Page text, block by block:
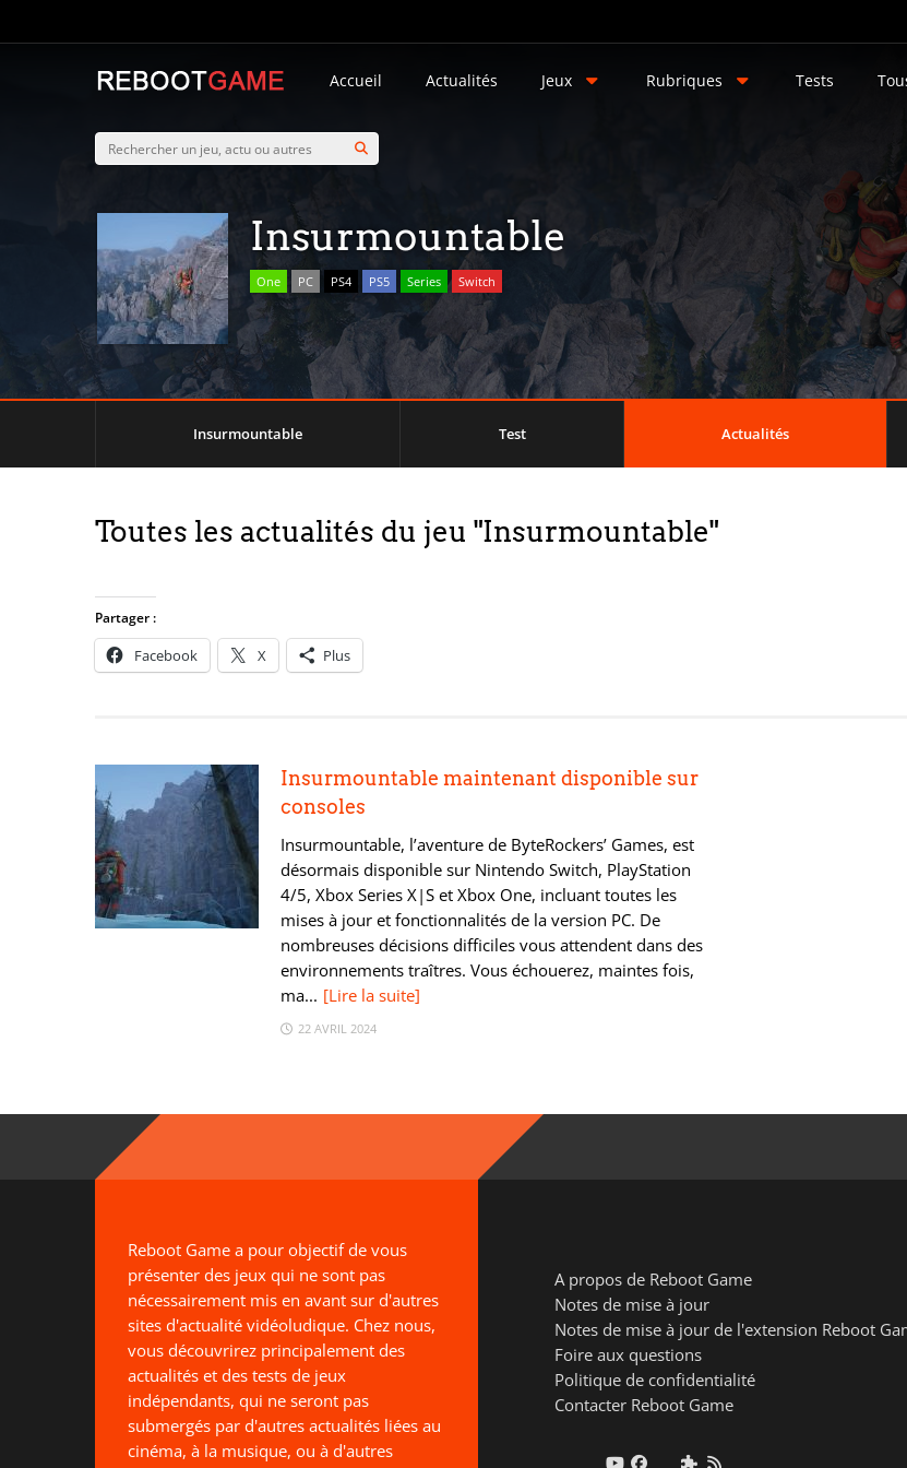
Accueil Actualités Jeux Rubriques Tests
Insurmountable
One PC PS4 PS5 Series Switch
Insurmountable Test Actualités
Toutes les actualités du jeu "Insurmountable"
Partager :
Facebook X Plus
Insurmountable maintenant disponible sur
consoles
Insurmountable, l’aventure de ByteRockers’ Games, est
désormais disponible sur Nintendo Switch, PlayStation
4/5, Xbox Series X|S et Xbox One, incluant toutes les
mises à jour et fonctionnalités de la version PC. De
nombreuses décisions difficiles vous attendent dans des
environnements traîtres. Vous échouerez, maintes fois,
ma... [Lire la suite]
22 AVRIL 2024
Reboot Game a pour objectif de vous
présenter des jeux qui ne sont pas
nécessairement mis en avant sur d'autres
sites d'actualité vidéoludique. Chez nous,
vous découvrirez principalement des
actualités et des tests de jeux
indépendants, qui ne seront pas
submergés par d'autres actualités liées au
cinéma, à la musique, ou à d'autres
A propos de Reboot Game
Notes de mise à jour
Notes de mise à jour de l'extension Reboot
Foire aux questions
Politique de confidentialité
Contacter Reboot Game